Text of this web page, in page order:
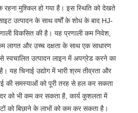
रहना मुश्किल हो गया है। इस स्थिति को देखते
उत्पादन के साथ वर्षों के शोध के बाद HJ-
विकसित की है। यह प्रणाली कम निवेश,
लागत और उच्च दक्षता के साथ एक साधारण
स्वचालित उत्पादन लाइन में अपग्रेड करने का
यह चिनाई उद्योग में भारी श्रम तीव्रता और
की समस्याओं को पूरी तरह से हल कर सकता
को भी कम कर सकता है, कार्य कुशलता में
को बिछाने के लाभों को कम कर सकता है।